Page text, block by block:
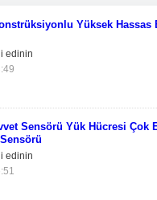
Yüksek
edinin
Sensörü Yük Hücresi Çok
edinin